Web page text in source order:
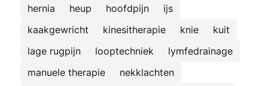
hernia
heup hoofdpijn
ijs
kaakgewricht
kinesitherapie knie
kuit
lage rugpijn
looptechniek
lymfedrainage
manuele therapie
nekklachten